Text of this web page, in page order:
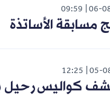
06-
09:59
مسابقة الأساتذة
05-
12:25
كواليس رحيل